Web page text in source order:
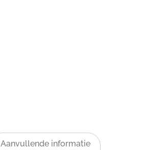
Aanvullende informatie